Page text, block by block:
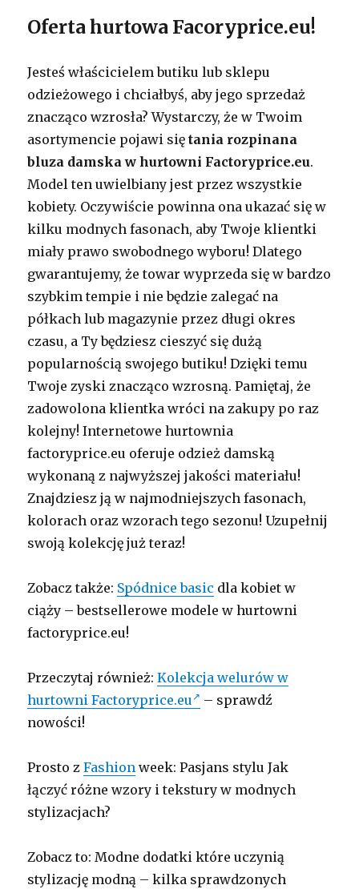
Oferta hurtowa Facoryprice.eu!
Jesteś właścicielem butiku lub sklepu
odzieżowego i chciałbyś, aby jego sprzedaż
znacząco wzrosła? Wystarczy, że w Twoim
asortymencie pojawi siętania rozpinana
bluza damska w hurtowni Factoryprice.eu.
Model ten uwielbiany jest przez wszystkie
kobiety. Oczywiście powinna ona ukazać się w
kilku modnych fasonach, aby Twoje klientki
miały prawo swobodnego wyboru! Dlatego
gwarantujemy, że towar wyprzeda się w bardzo
szybkim tempie i nie będzie zalegać na
półkach lub magazynie przez długi okres
czasu, a Ty będziesz cieszyć się dużą
popularnością swojego butiku! Dzięki temu
Twoje zyski znacząco wzrosną. Pamiętaj, że
zadowolona klientka wróci na zakupy po raz
kolejny! Internetowe hurtownia
factoryprice.eu oferuje odzież damską
wykonaną z najwyższej jakości materiału!
Znajdziesz ją w najmodniejszych fasonach,
kolorach oraz wzorach tego sezonu! Uzupełnij
swoją kolekcję już teraz!
Zobacz także: Spódnice basic dla kobiet w
ciąży – bestsellerowe modele w hurtowni
factoryprice.eu!
Przeczytaj również:Kolekcja welurów w
hurtowni Factoryprice.eu
– sprawdź
nowości!
Prosto zFashion week: Pasjans stylu Jak
łączyć różne wzory i tekstury w modnych
stylizacjach?
Zobacz to: Modne dodatki które uczynią
stylizację modną – kilka sprawdzonych